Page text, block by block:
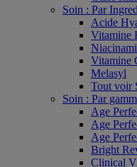
Soin : Par
Acide
Vitamine
Vitamine
Melasyl
Tout voir
Soin : Par
Age
Age
Age
Bright
Clinical